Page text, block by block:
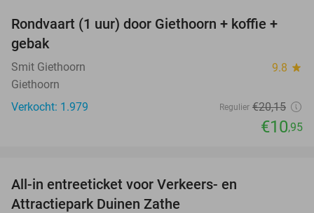
46%
Rondvaart (1 uur) door Giethoorn + koffie +
gebak
Smit Giethoorn 9.8 star
Giethoorn
Verkocht: 1.979
Regulier €20,15
€10,95
All-in entreeticket voor Verkeers- en
Attractiepark Duinen Zathe